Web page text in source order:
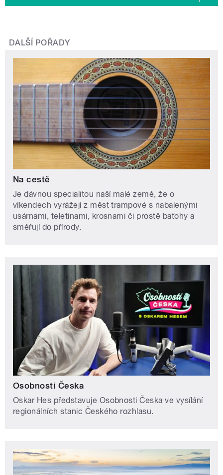
DALŠÍ POŘADY
Na cestě
Je dávnou specialitou naší malé země, že o
víkendech vyrážejí z měst trampové s nabalenými
usárnami, teletinami, krosnami či prostě baťohy a
směřují do přírody.
Osobnosti Česka
Oskar Hes představuje Osobnosti Česka ve vysílání
regionálních stanic Českého rozhlasu.